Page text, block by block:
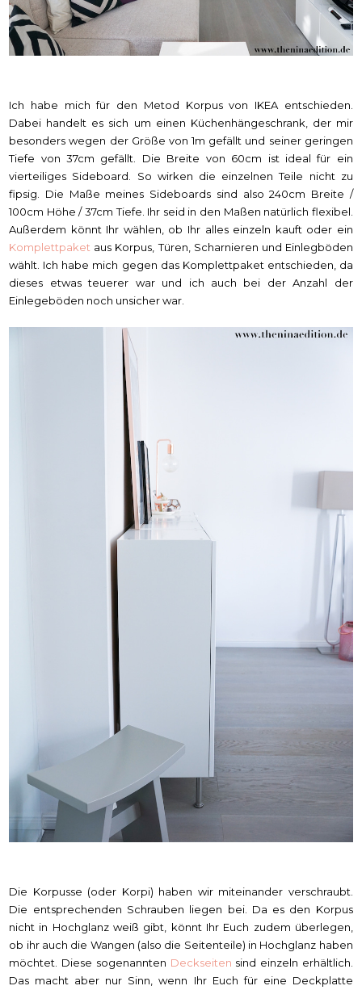
Ich habe mich für den Metod Korpus von IKEA entschieden.
Dabei handelt es sich um einen Küchenhängeschrank, der mir
besonders wegen der Größe von 1m gefällt und seiner geringen
Tiefe von 37cm gefällt. Die Breite von 60cm ist ideal für ein
vierteiliges Sideboard. So wirken die einzelnen Teile nicht zu
fipsig. Die Maße meines Sideboards sind also 240cm Breite /
100cm Höhe / 37cm Tiefe. Ihr seid in den Maßen natürlich flexibel.
Außerdem könnt Ihr wählen, ob Ihr alles einzeln kauft oder ein
Komplettpaket aus Korpus, Türen, Scharnieren und Einlegböden
wählt. Ich habe mich gegen das Komplettpaket entschieden, da
dieses etwas teuerer war und ich auch bei der Anzahl der
Einlegeböden noch unsicher war.
Die Korpusse (oder Korpi) haben wir miteinander verschraubt.
Die entsprechenden Schrauben liegen bei. Da es den Korpus
nicht in Hochglanz weiß gibt, könnt Ihr Euch zudem überlegen,
ob ihr auch die Wangen (also die Seitenteile) in Hochglanz haben
möchtet. Diese sogenannten Deckseiten sind einzeln erhältlich.
Das macht aber nur Sinn, wenn Ihr Euch für eine Deckplatte